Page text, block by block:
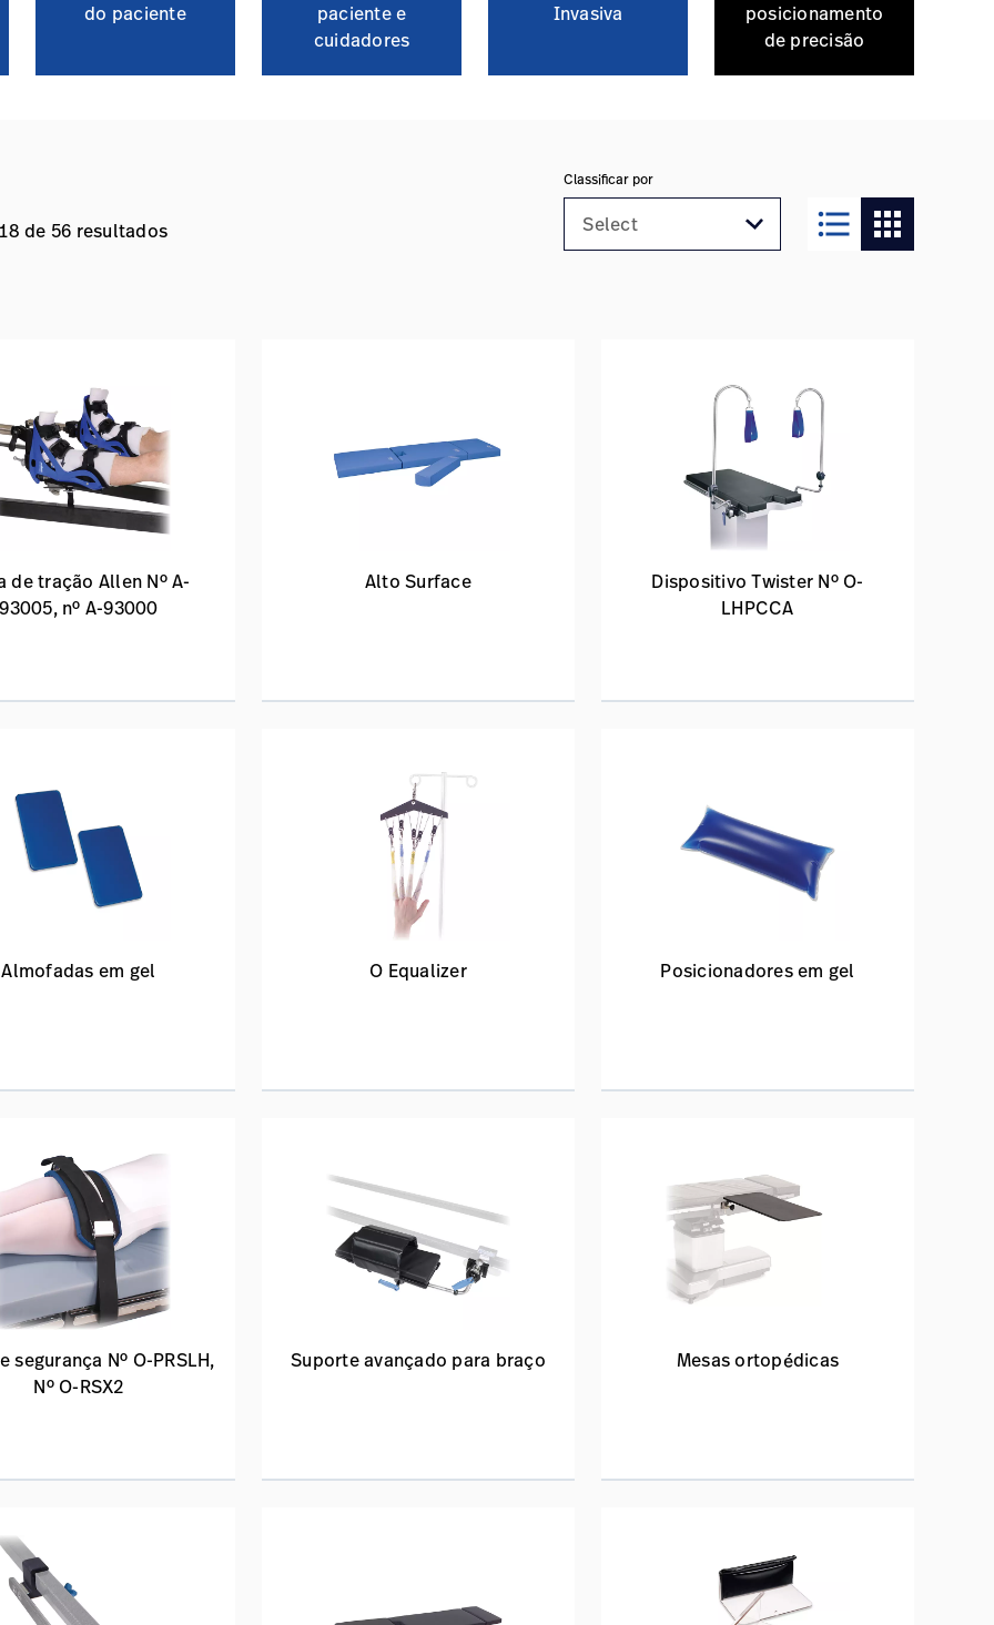
do paciente
paciente e
cuidadores
Invasiva
posicionamento
de precisão
de 56 resultados
Classificar por
format_list_bulleted apps
de tração Allen Nº A-
93005, nº A-93000
Alto Surface
Dispositivo Twister Nº O-
LHPCCA
Almofadas em gel O Equalizer Posicionadores em gel
segurança Nº O-PRSLH,
Nº O-RSX2
Suporte avançado para braço Mesas ortopédicas